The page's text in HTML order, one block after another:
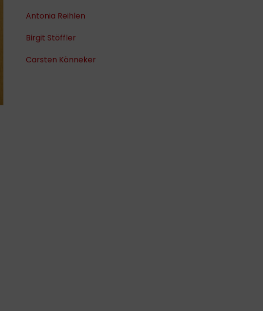
Antonia Reihlen
Birgit Stöffler
Carsten Könneker